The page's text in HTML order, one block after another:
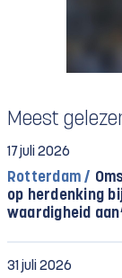
Meest
17 juli 2026
Rotterdam /
op herdenking
waardigheid
31 juli 2026